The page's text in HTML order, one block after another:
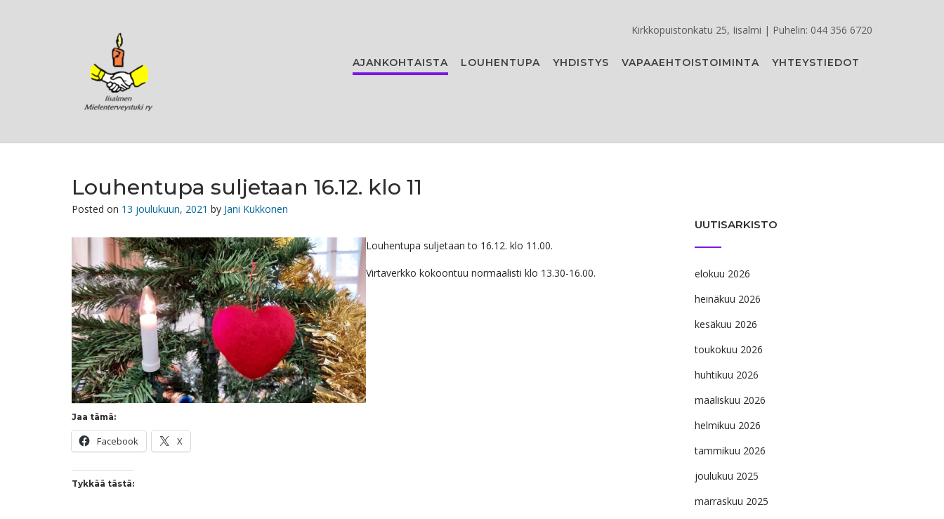
Kirkkopuistonkatu 25, Iisalmi | Puhelin: 044 356 6720
AJANKOHTAISTA LOUHENTUPA YHDISTYS VAPAAEHTOISTOIMINTA YHTEYSTIEDOT
Louhentupa suljetaan 16.12. klo 11
Posted on 13 joulukuun, 2021 by Jani Kukkonen
Louhentupa suljetaan to 16.12. klo 11.00.
Virtaverkko kokoontuu normaalisti klo 13.30-16.00.
Jaa tämä:
Facebook X
Tykkää tästä:
UUTISARKISTO
elokuu 2026
heinäkuu 2026
kesäkuu 2026
toukokuu 2026
huhtikuu 2026
maaliskuu 2026
helmikuu 2026
tammikuu 2026
joulukuu 2025
marraskuu 2025